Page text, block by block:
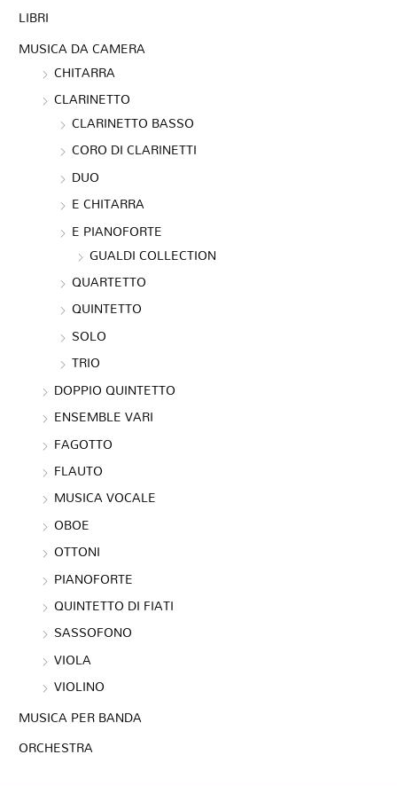
LIBRI
MUSICA DA CAMERA
CHITARRA
CLARINETTO
CLARINETTO BASSO
CORO DI CLARINETTI
DUO
E CHITARRA
E PIANOFORTE
GUALDI COLLECTION
QUARTETTO
QUINTETTO
SOLO
TRIO
DOPPIO QUINTETTO
ENSEMBLE VARI
FAGOTTO
FLAUTO
MUSICA VOCALE
OBOE
OTTONI
PIANOFORTE
QUINTETTO DI FIATI
SASSOFONO
VIOLA
VIOLINO
MUSICA PER BANDA
ORCHESTRA